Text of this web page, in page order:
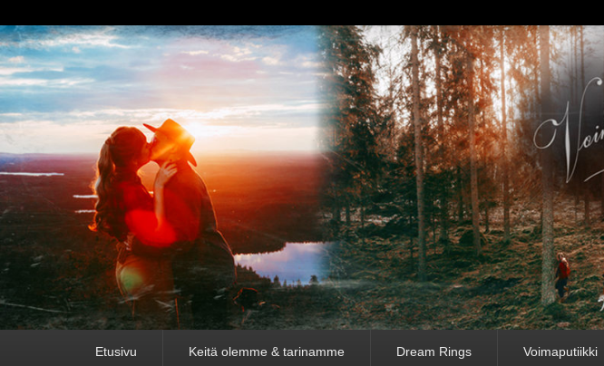
Etusivu Keitä olemme & tarinamme Dream Rings Voimaputiikki